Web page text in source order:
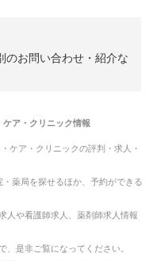
のお問い合わせ・紹介な
ケア・クリニック情報
ケア・クリニックの評判・求人・
薬局を探せるほか、予約ができる
人や看護師求人、薬剤師求人情報
、是非ご覧になってください。